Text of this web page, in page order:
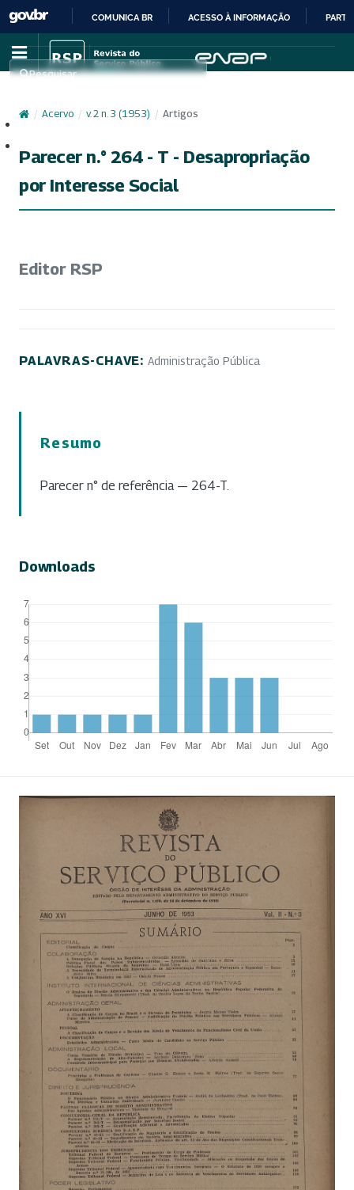
IR
PARA
CONTEÚDO
COMUNICA BR ACESSO À INFORMAÇÃO
Pesquisar
/ Acervo / v. 2 n. 3 (1953) / Artigos
Parecer n.° 264 - T - Desapropriação
por Interesse Social
Editor RSP
PALAVRAS-CHAVE: Administração Pública
Resumo
Parecer n° de referência — 264-T.
Downloads